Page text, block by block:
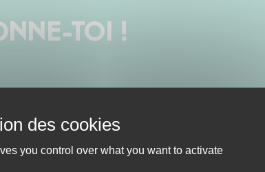
TOI !
AU PROGRAMME
ASTRO TV
RÉSIDENCES
you control over what you want to activate